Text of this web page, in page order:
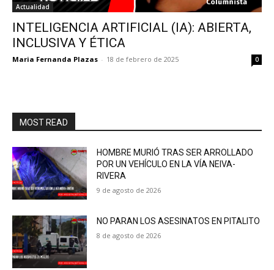
Actualidad
INTELIGENCIA ARTIFICIAL (IA): ABIERTA,
INCLUSIVA Y ÉTICA
Maria Fernanda Plazas - 18 de febrero de 2025 0
MOST READ
HOMBRE MURIÓ TRAS SER ARROLLADO
POR UN VEHÍCULO EN LA VÍA NEIVA-
RIVERA
9 de agosto de 2026
NO PARAN LOS ASESINATOS EN PITALITO
8 de agosto de 2026